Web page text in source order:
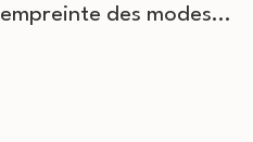
des modes…